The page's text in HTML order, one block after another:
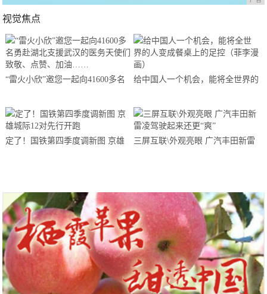
视觉焦点
“雷火小欣”邀您一起向41600多名
敬、点赞、加油……
给中国人一个机会，能将全世界的
定了！国铁第四季度调新图 京雄
三屏互联\外观亮眼 广汽丰田新雷